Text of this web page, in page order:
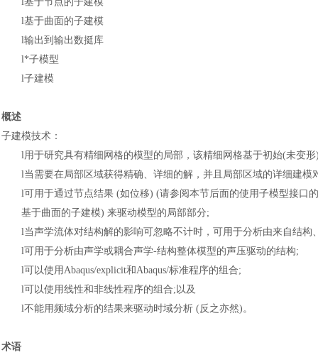
l基于曲面的子建模
l输出到输出数挺库
l*子模型
l子建模
概述
子建模技术 ：
l用于研究具有精细网格的模型的局部，该精细网格基于初始(未变形
l当需要在局部区域获得精确、详细的解，并且局部区域的详细建
l可用于通过节点结果 (如位移) (请参阅本节后面的使用子模型接口
基于曲面的子建模) 来驱动模型的局部部分;
l当声学流体对结构解的影响可忽略不计时，可用于分析由来自结构
l可用于分析由声学或耦合声学-结构整体模型的声压驱动的结构;
l可以使用Abaqus/explicit和Abaqus/标准程序的组合;
l可以使用线性和非线性程序的组合;以及
l不能用频域分析的结果来驱动时域分析 (反之亦然)。
术语